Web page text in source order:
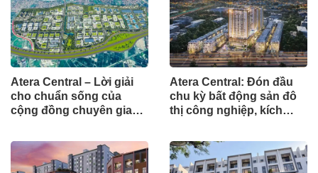
Atera Central – Lời giải
cho chuẩn sống của
cộng đồng chuyên gia
Atera Central: Đón đầu
chu kỳ bất động sản đô
thị công nghiệp, kích